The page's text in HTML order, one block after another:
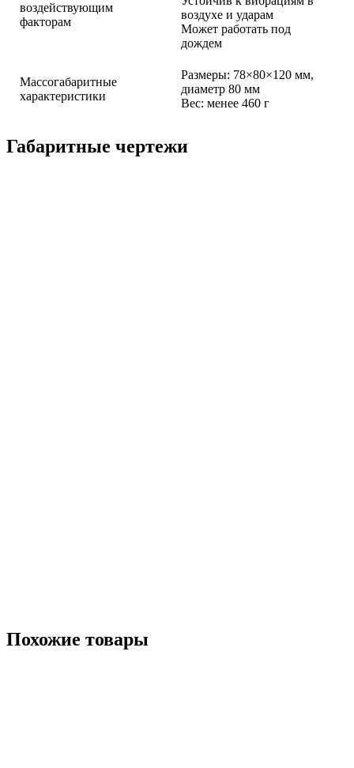
воздействующим
факторам
воздухе и ударам
Может работать под
дождем
Массогабаритные
характеристики
Размеры: 78×80×120 мм,
диаметр 80 мм
Вес: менее 460 г
Габаритные чертежи
Похожие товары